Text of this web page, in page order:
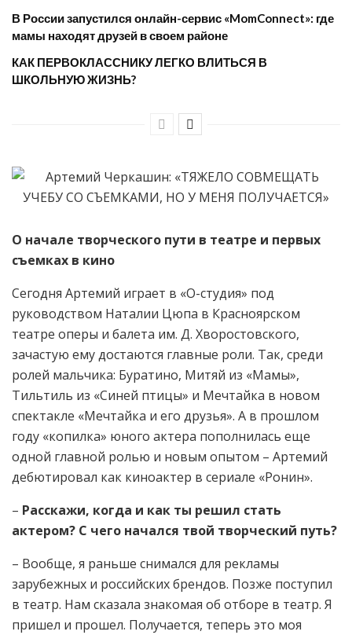
​В России запустился онлайн-сервис «MomConnect»: где
мамы находят друзей в своем районе
КАК ПЕРВОКЛАССНИКУ ЛЕГКО ВЛИТЬСЯ В
ШКОЛЬНУЮ ЖИЗНЬ?
О начале творческого пути в театре и первых
съемках в кино
Сегодня Артемий играет в «О-студия» под
руководством Наталии Цюпа в Красноярском
театре оперы и балета им. Д. Хворостовского,
зачастую ему достаются главные роли. Так, среди
ролей мальчика: Буратино, Митяй из «Мамы»,
Тильтиль из «Синей птицы» и Мечтайка в новом
спектакле «Мечтайка и его друзья». А в прошлом
году «копилка» юного актера пополнилась еще
одной главной ролью и новым опытом – Артемий
дебютировал как киноактер в сериале «Ронин».
– Расскажи, когда и как ты решил стать
актером? С чего начался твой творческий путь?
– Вообще, я раньше снимался для рекламы
зарубежных и российских брендов. Позже поступил
в театр. Нам сказала знакомая об отборе в театр. Я
пришел и прошел. Получается, теперь это моя